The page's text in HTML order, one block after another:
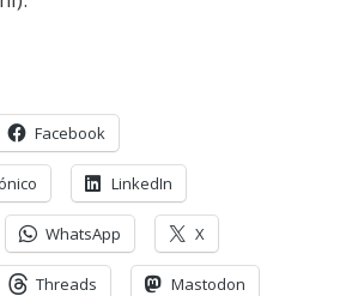
Facebook
LinkedIn
WhatsApp X
Threads Mastodon